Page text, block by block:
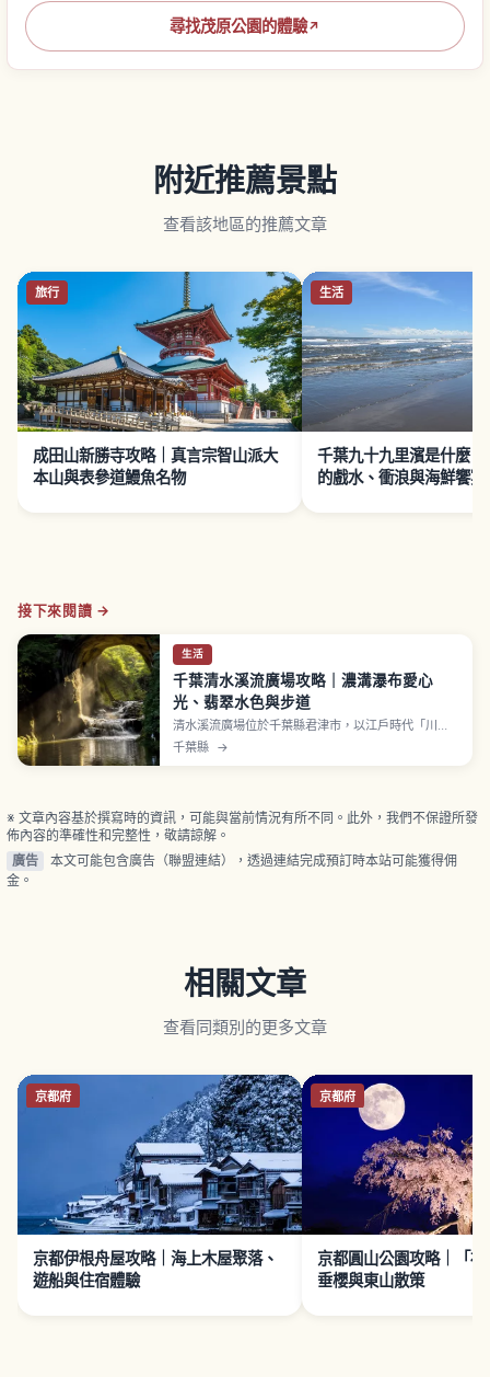
尋找茂原公園的體驗↗
附近推薦景點
查看該地區的推薦文章
旅行
成田山新勝寺攻略｜真言宗智山派大
本山與表參道鰻魚名物
生活
千葉九十九里濱是什麼？
的戲水、衝浪與海鮮饗宴
接下來閱讀 →
生活
千葉清水溪流廣場攻略｜濃溝瀑布愛心
光、翡翠水色與步道
清水溪流廣場位於千葉縣君津市，以江戶時代「川
迴」工法人工開鑿的「龜岩洞窟」與濃溝瀑布聞名。
每年3月與9月彼岸前後清晨，陽光穿過洞窟形成心形
千葉縣 →
※ 文章內容基於撰寫時的資訊，可能與當前情況有所不同。此外，我們不保證所發
佈內容的準確性和完整性，敬請諒解。
廣告
本文可能包含廣告（聯盟連結），透過連結完成預訂時本站可能獲得佣
金。
相關文章
查看同類別的更多文章
京都府
京都伊根舟屋攻略｜海上木屋聚落、
遊船與住宿體驗
京都府
京都圓山公園攻略｜「
垂櫻與東山散策